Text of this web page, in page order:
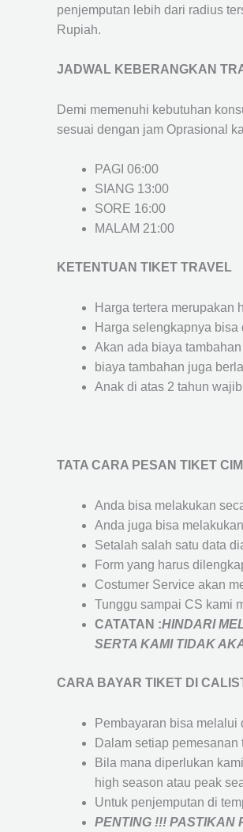
penjemputan lebih dari radius
Rupiah.
JADWAL KEBERANGKAN
Demi memenuhi kebutuhan
sesuai dengan jam Oprasional
PAGI 06:00
SIANG 13:00
SORE 16:00
MALAM 21:00
KETENTUAN TIKET TRAVEL
Harga tertera merupakan
Harga selengkapnya
Akan ada biaya
biaya tambahan juga
Anak di atas 2 tahun
TATA CARA PESAN TIKET
Anda bisa melakukan
Anda juga bisa
Setalah salah satu data
Form yang harus
Costumer Service akan
Tunggu sampai CS kami
CATATAN :HINDARI
SERTA KAMI TIDAK
CARA BAYAR TIKET DI
Pembayaran bisa
Dalam setiap
Bila mana diperlukan
high season atau peak
Untuk penjemputan di
PENTING !!! PASTIKAN